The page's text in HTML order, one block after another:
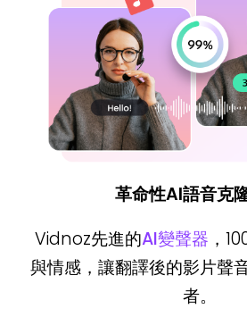
革命性AI語音克
Vidnoz先進的AI變聲器 ，
與情感，讓翻譯後的影片聲
者。